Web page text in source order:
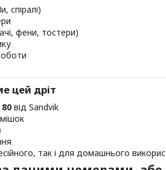
спіралі)
фени, тостери)
цей дріт
від Sandvik
так і для домашнього